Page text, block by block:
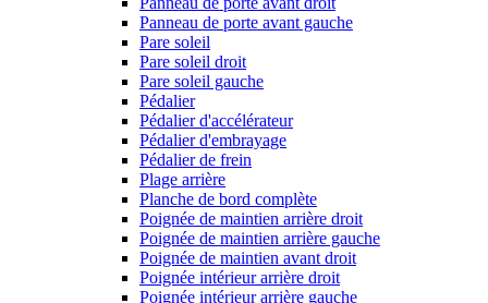
Panneau de porte avant gauche
Pare soleil
Pare soleil droit
Pare soleil gauche
Pédalier
Pédalier d'accélérateur
Pédalier d'embrayage
Pédalier de frein
Plage arrière
Planche de bord complète
Poignée de maintien arrière droit
Poignée de maintien arrière gauche
Poignée de maintien avant droit
Poignée intérieur arrière droit
Poignée intérieur arrière gauche